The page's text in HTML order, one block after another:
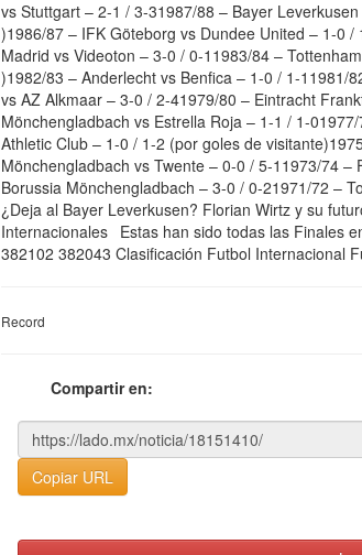
vs Stuttgart – 2-1 / 3-31987/88 – Bayer
)1986/87 – IFK Göteborg vs Dundee United – 1-0
Madrid vs Videoton – 3-0 / 0-11983/84 –
)1982/83 – Anderlecht vs Benfica – 1-0 / 1-11981/
vs AZ Alkmaar – 3-0 / 2-41979/80 – Eintracht
Mönchengladbach vs Estrella Roja – 1-1 / 1-
Athletic Club – 1-0 / 1-2 (por goles de
Mönchengladbach vs Twente – 0-0 / 5-11973/74
Borussia Mönchengladbach – 3-0 / 0-21971/72 –
¿Deja al Bayer Leverkusen? Florian Wirtz y su
Internacionales Estas han sido todas las Finales
382102 382043 Clasificación Futbol Internacional
Record
Compartir en:
Copiar URL